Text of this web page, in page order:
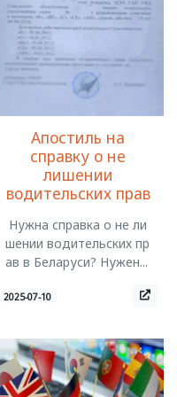
Апостиль на
справку о не
лишении
водительских прав
Нужна справка о не ли
шении водительских пр
ав в Беларуси? Нужен...
2025-07-10